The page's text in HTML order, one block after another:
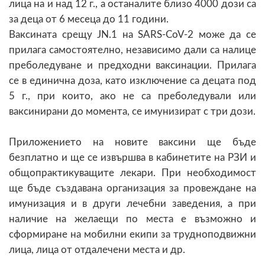
лица на и над 12 г., а останалите близо 4000 дози са
за деца от 6 месеца до 11 години.
Ваксината срещу JN.1 на SARS-CoV-2 може да се
прилага самостоятелно, независимо дали са налице
преболедуване и предходни ваксинации. Прилага
се в единична доза, като изключение са децата под
5 г., при които, ако не са преболедували или
ваксинирани до момента, се имунизират с три дози.
Приложението на новите ваксини ще бъде
безплатно и ще се извършва в кабинетите на РЗИ и
общопрактикуващите лекари. При необходимост
ще бъде създавана организация за провеждане на
имунизация и в други лечебни заведения, а при
наличие на желаещи по места е възможно и
сформиране на мобилни екипи за трудноподвижни
лица, лица от отдалечени места и др.